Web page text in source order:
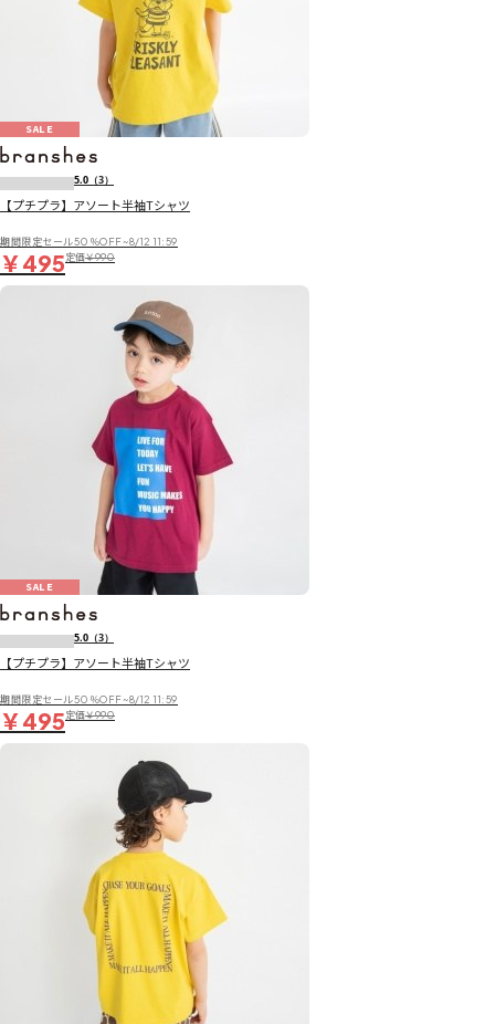
SALE
5.0 （3）
【プチプラ】アソート半袖Tシャツ
期間限定セール50％OFF~8/12 11:59
￥495定価￥990
SALE
5.0 （3）
【プチプラ】アソート半袖Tシャツ
期間限定セール50％OFF~8/12 11:59
￥495定価￥990